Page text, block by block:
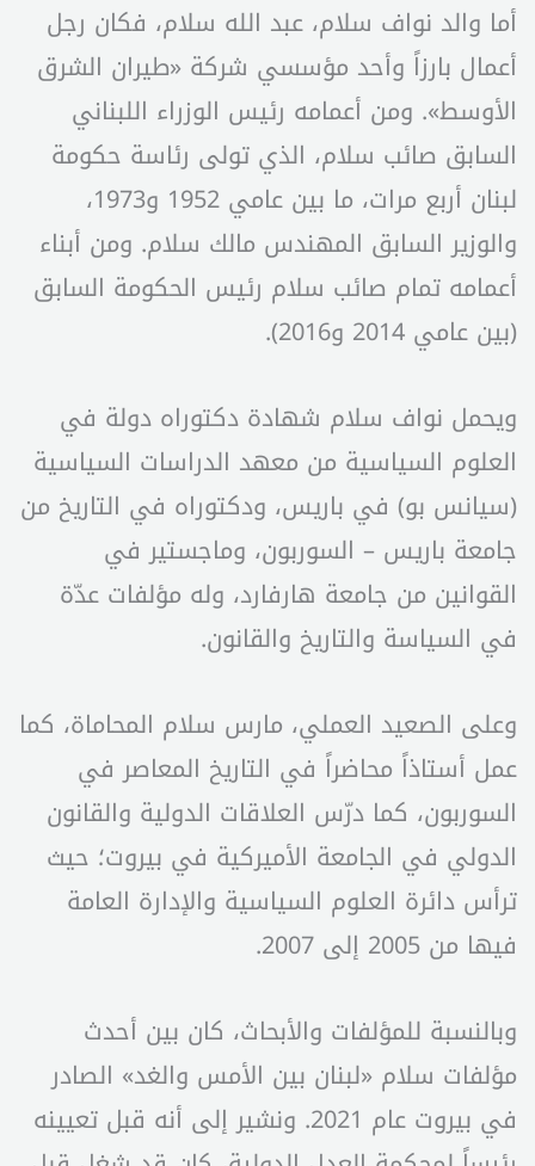
أما والد نواف سلام، عبد الله سلام، فكان رجل
أعمال بارزاً وأحد مؤسسي شركة «طيران الشرق
الأوسط». ومن أعمامه رئيس الوزراء اللبناني
السابق صائب سلام، الذي تولى رئاسة حكومة
لبنان أربع مرات، ما بين عامي 1952 و1973،
والوزير السابق المهندس مالك سلام. ومن أبناء
أعمامه تمام صائب سلام رئيس الحكومة السابق
(بين عامي 2014 و2016).
ويحمل نواف سلام شهادة دكتوراه دولة في
العلوم السياسية من معهد الدراسات السياسية
(سيانس بو) في باريس، ودكتوراه في التاريخ من
جامعة باريس – السوربون، وماجستير في
القوانين من جامعة هارفارد، وله مؤلفات عدّة
في السياسة والتاريخ والقانون.
وعلى الصعيد العملي، مارس سلام المحاماة، كما
عمل أستاذاً محاضراً في التاريخ المعاصر في
السوربون، كما درّس العلاقات الدولية والقانون
الدولي في الجامعة الأميركية في بيروت؛ حيث
ترأس دائرة العلوم السياسية والإدارة العامة
فيها من 2005 إلى 2007.
وبالنسبة للمؤلفات والأبحاث، كان بين أحدث
مؤلفات سلام «لبنان بين الأمس والغد» الصادر
في بيروت عام 2021. ونشير إلى أنه قبل تعيينه